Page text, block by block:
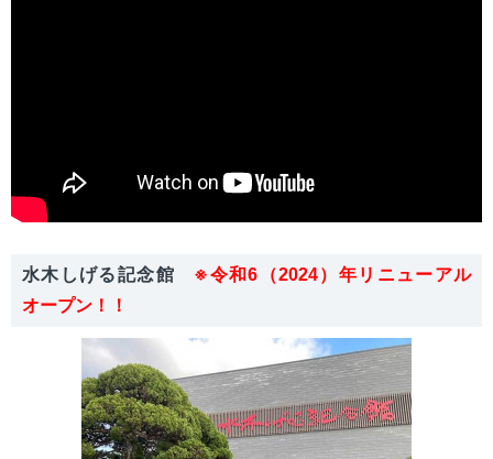
水木しげる記念館 ※令和6（2024）年リニューアル
オープン！！